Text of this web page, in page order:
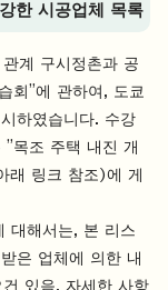
한 시공업체 목록
계 구시정촌과 공
회"에 관하여, 도쿄
하였습니다. 수강
목조 주택 내진 개
래 링크 참조)에 게
대해서는, 본 리스
은 업체에 의한 내
있음. 자세한 사항